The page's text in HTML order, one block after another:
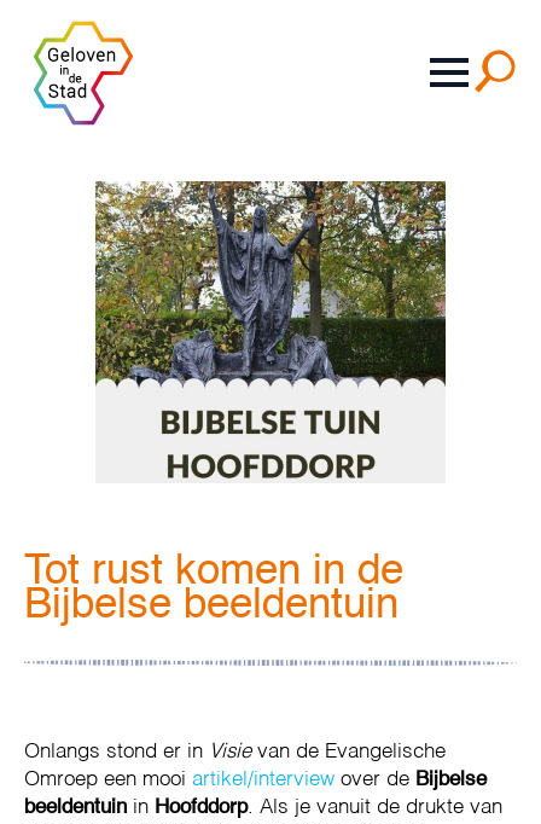
Tot rust komen in de
Bijbelse beeldentuin
Onlangs stond er in Visievan de Evangelische
Omroep een mooi artikel/interview over de Bijbelse
beeldentuin in Hoofddorp. Als je vanuit de drukte van